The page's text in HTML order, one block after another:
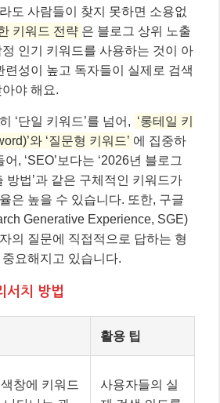
도 사람들이 찾지 못하면 소용없
키워드 전략 은 블로그 상위 노출
인기 키워드를 사용하는 것이 아
련성이 높고 독자들이 실제로 검색
야 해요.
‘단일 키워드’를 넘어, ‘롱테일 키
와 ‘질문형 키워드’ 에 집중하
, ‘SEO’보다는 ‘2026년 블로그
방법’과 같은 구체적인 키워드가
은 높을 수 있습니다. 또한, 구글
Generative Experience, SGE)
의 질문에 직접적으로 답하는 형
요해지고 있습니다.
서치 방법
활용 팁
창에 키워드
사용자들의 실